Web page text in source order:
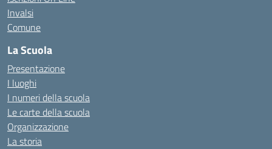
Invalsi
Comune
La Scuola
Presentazione
I luoghi
I numeri della scuola
Le carte della scuola
Organizzazione
La storia